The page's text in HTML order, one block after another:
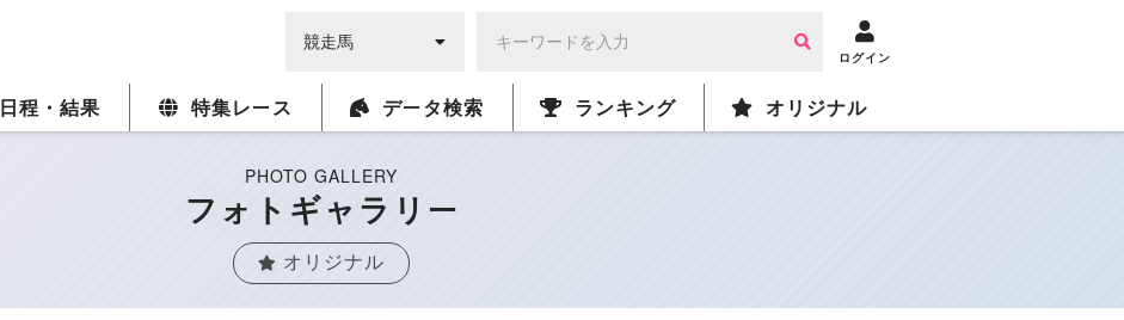
ログイン
日程・結果 特集レース データ検索 ランキング オリジナル
PHOTO GALLERY
フォトギャラリー
オリジナル